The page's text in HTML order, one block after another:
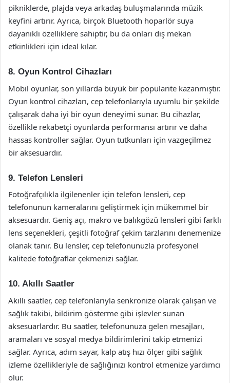
pikniklerde, plajda veya arkadaş buluşmalarında müzik
keyfini artırır. Ayrıca, birçok Bluetooth hoparlör suya
dayanıklı özelliklere sahiptir, bu da onları dış mekan
etkinlikleri için ideal kılar.
8. Oyun Kontrol Cihazları
Mobil oyunlar, son yıllarda büyük bir popülarite kazanmıştır.
Oyun kontrol cihazları, cep telefonlarıyla uyumlu bir şekilde
çalışarak daha iyi bir oyun deneyimi sunar. Bu cihazlar,
özellikle rekabetçi oyunlarda performansı artırır ve daha
hassas kontroller sağlar. Oyun tutkunları için vazgeçilmez
bir aksesuardır.
9. Telefon Lensleri
Fotoğrafçılıkla ilgilenenler için telefon lensleri, cep
telefonunun kameralarını geliştirmek için mükemmel bir
aksesuardır. Geniş açı, makro ve balıkgözü lensleri gibi farklı
lens seçenekleri, çeşitli fotoğraf çekim tarzlarını denemenize
olanak tanır. Bu lensler, cep telefonunuzla profesyonel
kalitede fotoğraflar çekmenizi sağlar.
10. Akıllı Saatler
Akıllı saatler, cep telefonlarıyla senkronize olarak çalışan ve
sağlık takibi, bildirim gösterme gibi işlevler sunan
aksesuarlardır. Bu saatler, telefonunuza gelen mesajları,
aramaları ve sosyal medya bildirimlerini takip etmenizi
sağlar. Ayrıca, adım sayar, kalp atış hızı ölçer gibi sağlık
izleme özellikleriyle de sağlığınızı kontrol etmenize yardımcı
olur.